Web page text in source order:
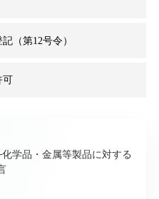
（第12号令）
可
学品・金属等製品に対する